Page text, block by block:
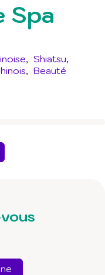
de passe
Spa
Shiatsu
Beauté